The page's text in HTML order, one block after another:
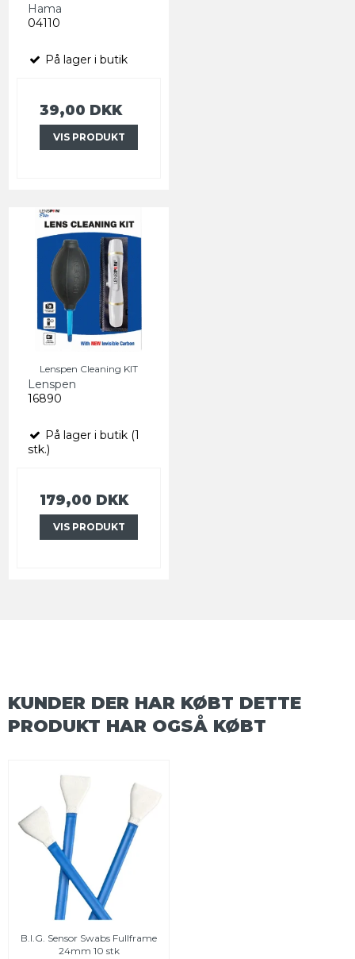
Hama
04110
På lager i butik
39,00 DKK
VIS PRODUKT
Lenspen Cleaning KIT
Lenspen
16890
På lager i butik (1
stk.)
179,00 DKK
VIS PRODUKT
KUNDER DER HAR KØBT DETTE
PRODUKT HAR OGSÅ KØBT
B.I.G. Sensor Swabs Fullframe
24mm 10 stk